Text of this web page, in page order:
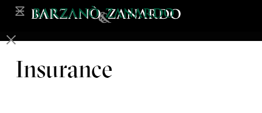
Insurance